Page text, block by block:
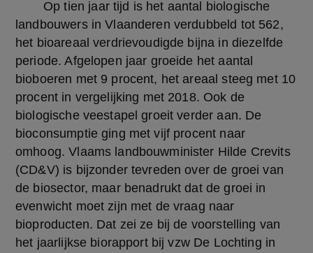
landbouwers in Vlaanderen verdubbeld tot 562,
het bioareaal verdrievoudigde bijna in diezelfde
periode. Afgelopen jaar groeide het aantal
bioboeren met 9 procent, het areaal steeg met 10
procent in vergelijking met 2018. Ook de
biologische veestapel groeit verder aan. De
bioconsumptie ging met vijf procent naar
omhoog. Vlaams landbouwminister Hilde Crevits
(CD&V) is bijzonder tevreden over de groei van
de biosector, maar benadrukt dat de groei in
evenwicht moet zijn met de vraag naar
bioproducten. Dat zei ze bij de voorstelling van
het jaarlijkse biorapport bij vzw De Lochting in